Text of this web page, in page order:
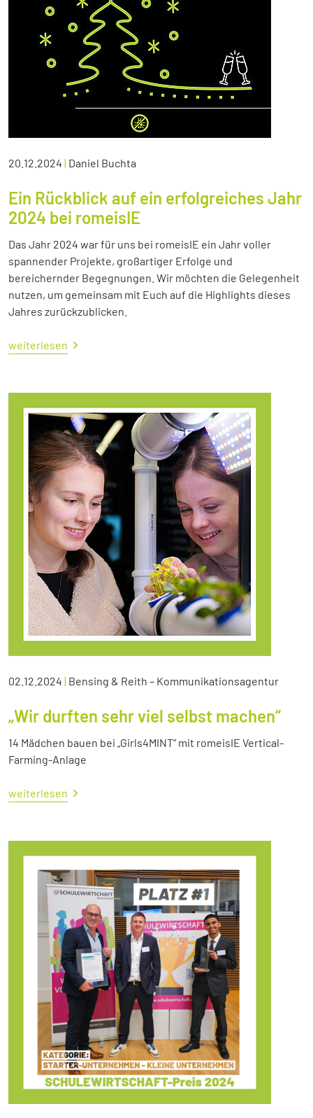
20.12.2024 | Daniel Buchta
Ein Rückblick auf ein erfolgreiches Jahr
2024 bei romeisIE
Das Jahr 2024 war für uns bei romeisIE ein Jahr voller
spannender Projekte, großartiger Erfolge und
bereichernder Begegnungen. Wir möchten die Gelegenheit
nutzen, um gemeinsam mit Euch auf die Highlights dieses
Jahres zurückzublicken.
weiterlesen
02.12.2024 | Bensing & Reith – Kommunikationsagentur
„Wir durften sehr viel selbst machen“
14 Mädchen bauen bei „Girls4MINT“ mit romeisIE Vertical-
Farming-Anlage
weiterlesen